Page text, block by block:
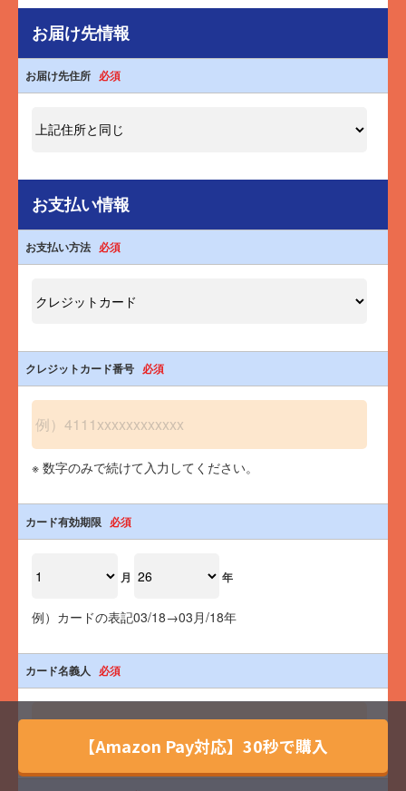
【Amazon Pay対応】30秒で購入
お届け先情報
お届け先住所 必須
お支払い情報
お支払い方法 必須
クレジットカード番号 必須
※ 数字のみで続けて入力してください。
カード有効期限 必須
月 年
例）カードの表記03/18→03月/18年
カード名義人 必須